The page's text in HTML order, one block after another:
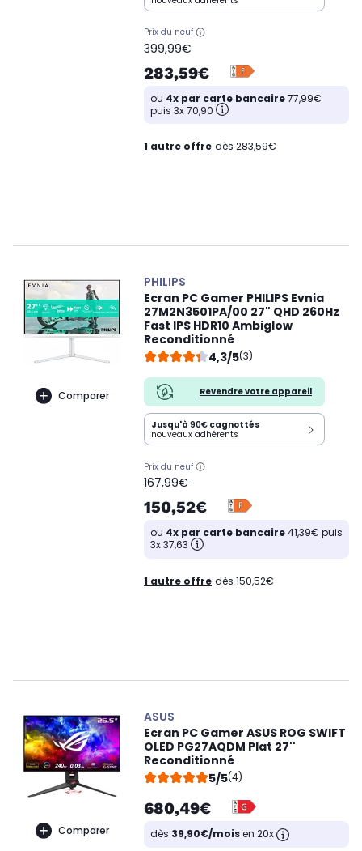
Prix du neuf
oldPrice
399,99€
283,59€
ou 4x par carte bancaire77,99€
puis 3x 70,90
1 autre offre dès 283,59€
Comparer
PHILIPS
Ecran PC Gamer PHILIPS Evnia
27M2N3501PA/00 27" QHD 260Hz
Fast IPS HDR10 Ambiglow
Reconditionné
4,3/5(3)
Revendre votre appareil
Jusqu'à 90€ cagnottés
nouveaux adhérents
Prix du neuf
oldPrice
167,99€
150,52€
ou 4x par carte bancaire41,39€ puis
3x 37,63
1 autre offre dès 150,52€
Comparer
ASUS
Ecran PC Gamer ASUS ROG SWIFT
OLED PG27AQDM Plat 27''
Reconditionné
5/5(4)
680,49€
dès 39,90€/moisen 20x